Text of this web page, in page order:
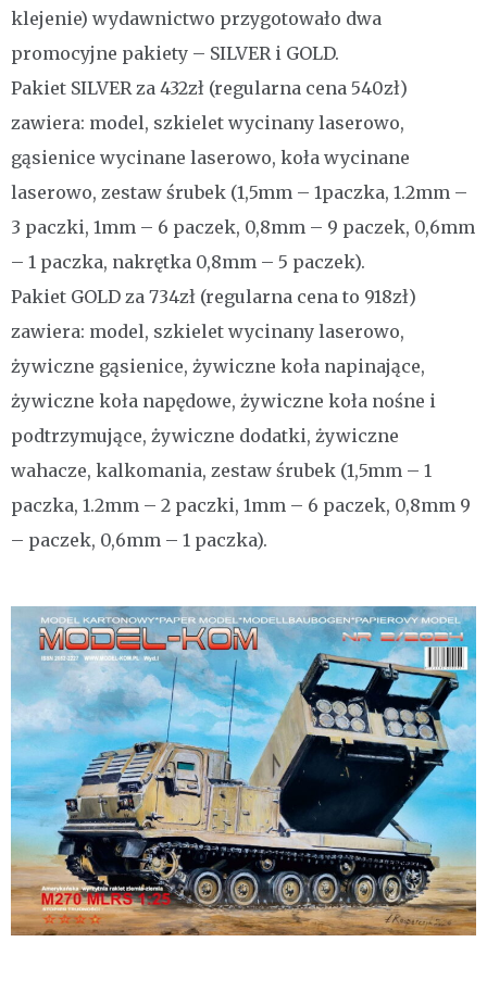
klejenie) wydawnictwo przygotowało dwa
promocyjne pakiety – SILVER i GOLD.
Pakiet SILVER za 432zł (regularna cena 540zł)
zawiera: model, szkielet wycinany laserowo,
gąsienice wycinane laserowo, koła wycinane
laserowo, zestaw śrubek (1,5mm – 1paczka, 1.2mm –
3 paczki, 1mm – 6 paczek, 0,8mm – 9 paczek, 0,6mm
– 1 paczka, nakrętka 0,8mm – 5 paczek).
Pakiet GOLD za 734zł (regularna cena to 918zł)
zawiera: model, szkielet wycinany laserowo,
żywiczne gąsienice, żywiczne koła napinające,
żywiczne koła napędowe, żywiczne koła nośne i
podtrzymujące, żywiczne dodatki, żywiczne
wahacze, kalkomania, zestaw śrubek (1,5mm – 1
paczka, 1.2mm – 2 paczki, 1mm – 6 paczek, 0,8mm 9
– paczek, 0,6mm – 1 paczka).